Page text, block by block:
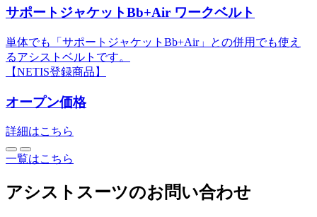
サポートジャケットBb+Air ワークベルト
単体でも「サポートジャケットBb+Air」との併用でも使え
るアシストベルトです。
【NETIS登録商品】
オープン価格
詳細はこちら
一覧はこちら
アシストスーツのお問い合わせ